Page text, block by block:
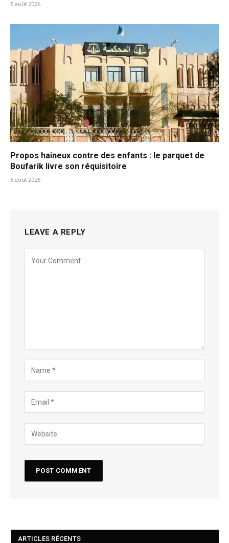
5 août 2026
Propos haineux contre des enfants : le parquet de
Boufarik livre son réquisitoire
5 août 2026
LEAVE A REPLY
ARTICLES RÉCENTS